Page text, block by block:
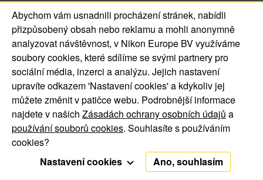
Abychom vám usnadnili procházení stránek, nabídli
přizpůsobený obsah nebo reklamu a mohli anonymně
analyzovat návštěvnost, v Nikon Europe BV využíváme
soubory cookies, které sdílíme se svými partnery pro
sociální média, inzerci a analýzu. Jejich nastavení
upravíte odkazem 'Nastavení cookies' a kdykoliv jej
můžete změnit v patičce webu. Podrobnější informace
najdete v našich Zásadách ochrany osobních údajů a
používání souborů cookies. Souhlasíte s používáním
cookies?
Funkční cookies
Nastavení cookies Ano, souhlasím
© 2016 Jsem Nikonblog.CZ. All Rights Reserved.
O nás | Kontakt
Oznámení o souborech
cookie
Oznámení o ochraně
soukromí